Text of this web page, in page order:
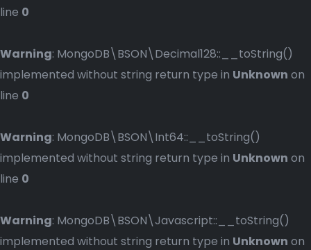
line 0
Warning: MongoDB\BSON\Decimal128::__toString()
implemented without string return type in Unknown on
line 0
Warning: MongoDB\BSON\Int64::__toString()
implemented without string return type in Unknown on
line 0
Warning: MongoDB\BSON\Javascript::__toString()
implemented without string return type in Unknown on